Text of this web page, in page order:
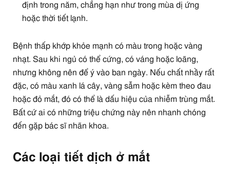
định trong năm, chẳng hạn như trong mùa dị ứng
hoặc thời tiết lạnh.
Bệnh thấp khớp khỏe mạnh có màu trong hoặc vàng
nhạt. Sau khi ngủ có thể cứng, có váng hoặc loãng,
nhưng không nên để ý vào ban ngày. Nếu chất nhầy rất
đặc, có màu xanh lá cây, vàng sẫm hoặc kèm theo đau
hoặc đỏ mắt, đó có thể là dấu hiệu của nhiễm trùng mắt.
Bất cứ ai có những triệu chứng này nên nhanh chóng
đến gặp bác sĩ nhãn khoa.
Các loại tiết dịch ở mắt